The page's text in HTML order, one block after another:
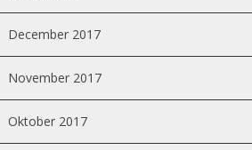
December 2017
November 2017
Oktober 2017